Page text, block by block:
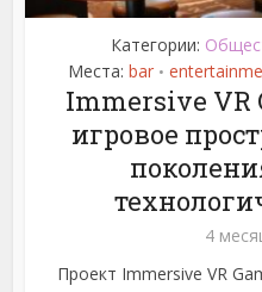
Категории:
Места: bar •
Immersive VR
игровое
4
Проект Immersive VR